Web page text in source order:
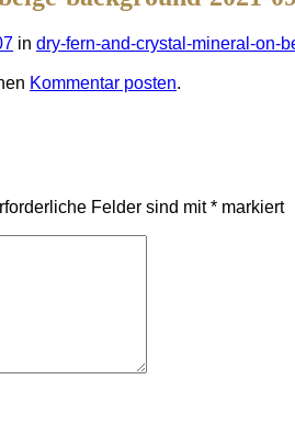
in dry-fern-and-crystal-mineral-on-
Kommentar posten.
Felder sind mit* markiert